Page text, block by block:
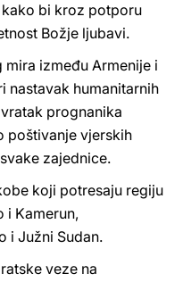
bi kroz potporu
Božje ljubavi.
između Armenije i
nastavak humanitarnih
prognanika
poštivanje vjerskih
zajednice.
koji potresaju regiju
i Kamerun,
i Južni Sudan.
veze na